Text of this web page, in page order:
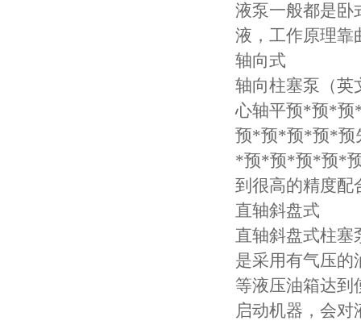
液泵一般都是卧
液，工作原理靠
轴向式
轴向柱塞泵（英
心轴平预*预*预
预*预*预*预*预
*预*预*预*预*
到很高的精度配
直轴斜盘式
直轴斜盘式柱塞
是采用有气压的
等液压油箱达到
启动机器，会